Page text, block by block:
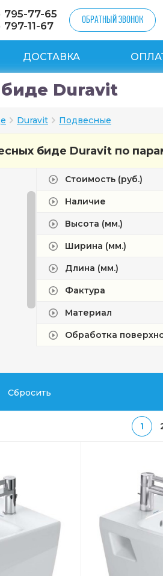
795-77-65
11-67
ОБРАТНЫЙ ЗВОНОК
ДОСТАВКА
Duravit
Duravit Подвесные
биде Duravit по
Стоимость (руб.)
Наличие
Высота (мм.)
Ширина (мм.)
Длина (мм.)
Фактура
Материал
Обработка
Сбросить
1